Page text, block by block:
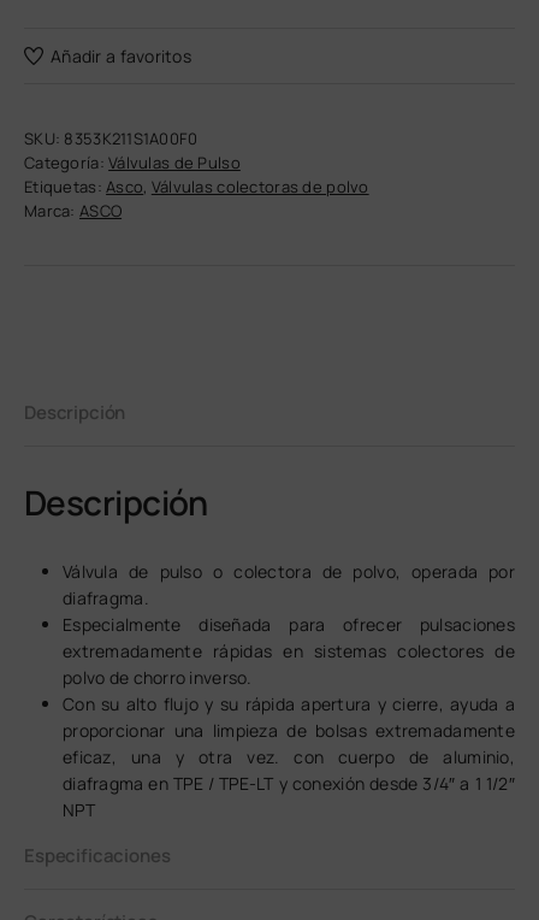
Añadir a favoritos
SKU: 8353K211S1A00F0
Categoría:Válvulas de Pulso
Etiquetas:Asco, Válvulas colectoras de polvo
Marca: ASCO
Descripción
Descripción
Válvula de pulso o colectora de polvo, operada por
diafragma.
Especialmente diseñada para ofrecer pulsaciones
extremadamente rápidas en sistemas colectores de
polvo de chorro inverso.
Con su alto flujo y su rápida apertura y cierre, ayuda a
proporcionar una limpieza de bolsas extremadamente
eficaz, una y otra vez. con cuerpo de aluminio,
diafragma en TPE / TPE-LT y conexión desde 3/4″ a 1 1/2″
NPT
Especificaciones